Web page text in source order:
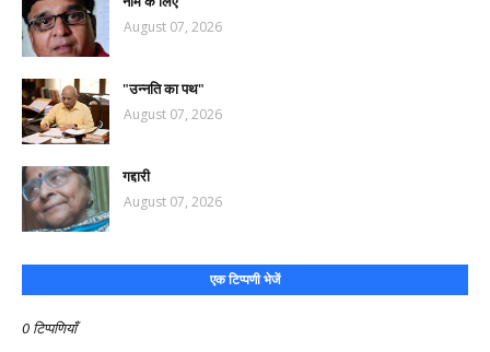
August 07, 2026
"उन्नति का पथ"
August 07, 2026
गद्दारी
August 07, 2026
एक टिप्पणी भेजें
0 टिप्पणियाँ